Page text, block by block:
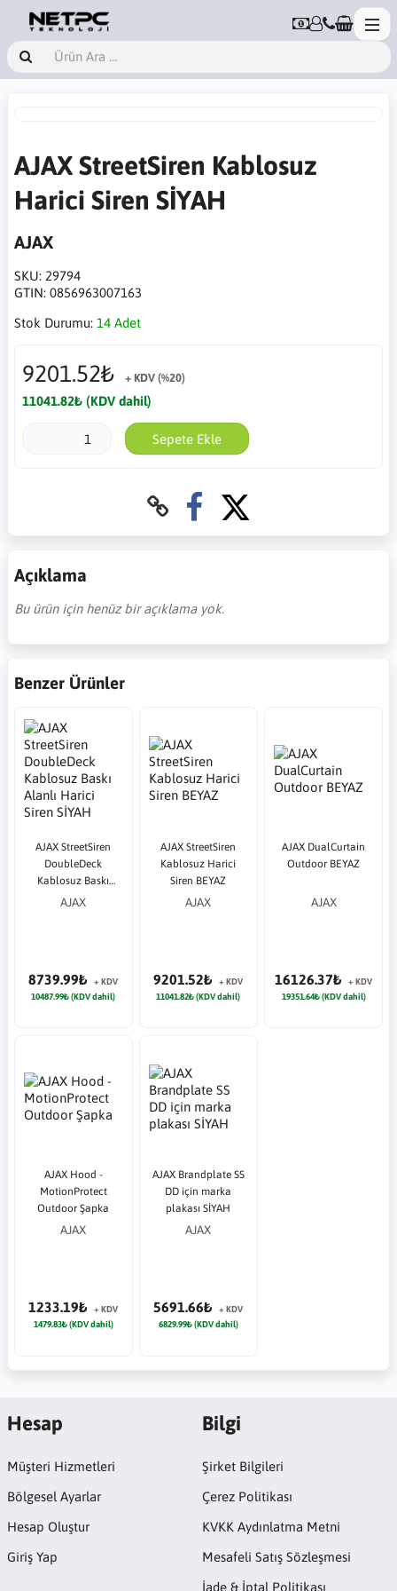
AJAX StreetSiren Kablosuz
Harici Siren SİYAH
AJAX
SKU: 29794
GTIN: 0856963007163
Stok Durumu: 14 Adet
9201.52₺ + KDV (%20)
11041.82₺ (KDV dahil)
Sepete Ekle
Açıklama
Bu ürün için henüz bir açıklama yok.
Benzer Ürünler
AJAX StreetSiren
DoubleDeck
Kablosuz Baskı
Alanlı Harici Siren
AJAX
8739.99₺
+ KDV
10487.99₺ (KDV dahil)
AJAX StreetSiren
Kablosuz Harici
Siren BEYAZ
AJAX
9201.52₺
+ KDV
11041.82₺ (KDV dahil)
AJAX DualCurtain
Outdoor BEYAZ
AJAX
16126.37₺
+ KDV
19351.64₺ (KDV dahil)
AJAX Hood -
MotionProtect
Outdoor Şapka
AJAX
1233.19₺
+ KDV
1479.83₺ (KDV dahil)
AJAX Brandplate SS
DD için marka
plakası SİYAH
AJAX
5691.66₺
+ KDV
6829.99₺ (KDV dahil)
Hesap
Müşteri Hizmetleri
Bölgesel Ayarlar
Hesap Oluştur
Giriş Yap
Bilgi
Şirket Bilgileri
Çerez Politikası
KVKK Aydınlatma Metni
Mesafeli Satış Sözleşmesi
İade & İptal Politikası